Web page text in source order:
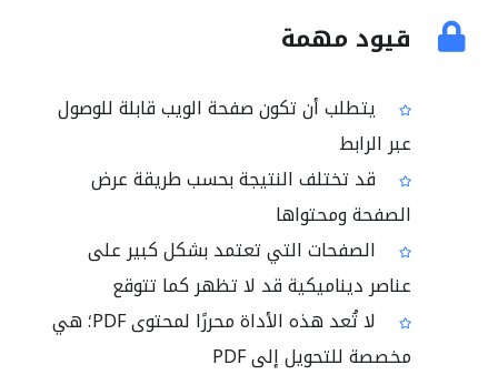
قيود مهمة
يتطلب أن تكون صفحة الويب قابلة للوصول
عبر الرابط
قد تختلف النتيجة بحسب طريقة عرض
الصفحة ومحتواها
الصفحات التي تعتمد بشكل كبير على
عناصر ديناميكية قد لا تظهر كما تتوقع
لا تُعد هذه الأداة محررًا لمحتوى PDF؛ هي
مخصصة للتحويل إلى PDF